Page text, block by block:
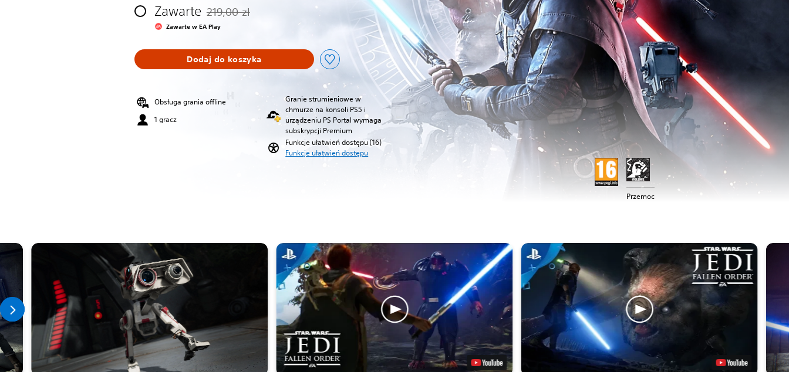
Zawarte Zastosowano zniżkę z oryginalnej ceny wynoszącej 219,00 zl
219,00 zl
Zawarte w EA Play
Dodaj do koszyka
Obsługa grania offline
1 gracz
Granie strumieniowe w
chmurze na konsoli PS5 i
urządzeniu PS Portal wymaga
subskrypcji Premium
Funkcje ułatwień dostępu (16)
Funkcje ułatwień dostępu
Przemoc